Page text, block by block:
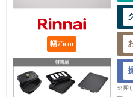
幅75cm
※押